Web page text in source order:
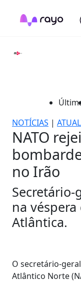
NOTÍCIAS |
NATO
no Irão
Secretário-
na
Atlântica.
O secretário-
Atlântico Norte